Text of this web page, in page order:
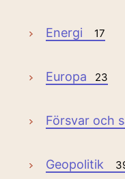
Energi 17
Europa 23
Försvar och
Geopolitik